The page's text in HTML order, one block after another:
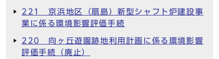
221 京浜地区（扇島）新型シャフト炉建設事
業に係る環境影響評価手続
220 向ヶ丘遊園跡地利用計画に係る環境影響
評価手続（廃止）